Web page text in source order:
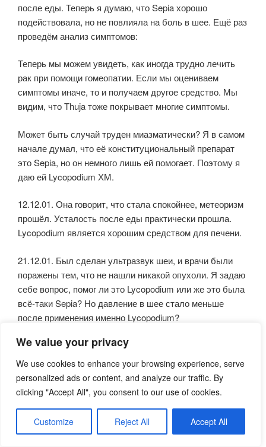
We value your privacy
We use cookies to enhance your browsing experience, serve
personalized ads or content, and analyze our traffic. By
clicking "Accept All", you consent to our use of cookies.
Customize Reject All Accept All
после еды. Теперь я думаю, что Sepia хорошо
подействовала, но не повлияла на боль в шее. Ещё раз
проведём анализ симптомов:
Теперь мы можем увидеть, как иногда трудно лечить
рак при помощи гомеопатии. Если мы оцениваем
симптомы иначе, то и получаем другое средство. Мы
видим, что Thuja тоже покрывает многие симптомы.
Может быть случай труден миазматически? Я в самом
начале думал, что её конституциональный препарат
это Sepia, но он немного лишь ей помогает. Поэтому я
даю ей Lycopodium ХМ.
12.12.01. Она говорит, что стала спокойнее, метеоризм
прошёл. Усталость после еды практически прошла.
Lycopodium является хорошим средством для печени.
21.12.01. Был сделан ультразвук шеи, и врачи были
поражены тем, что не нашли никакой опухоли. Я задаю
себе вопрос, помог ли это Lycopodium или же это была
всё-таки Sepia? Но давление в шее стало меньше
после применения именно Lycopodium?
04.01.02. Она очень довольна. Давление в шее
уменьшилось на 60%. Только в последние дни оно
опять увеличилось. Метеоризм практически исчез, но в
последние дни опять появился. Lycopodium